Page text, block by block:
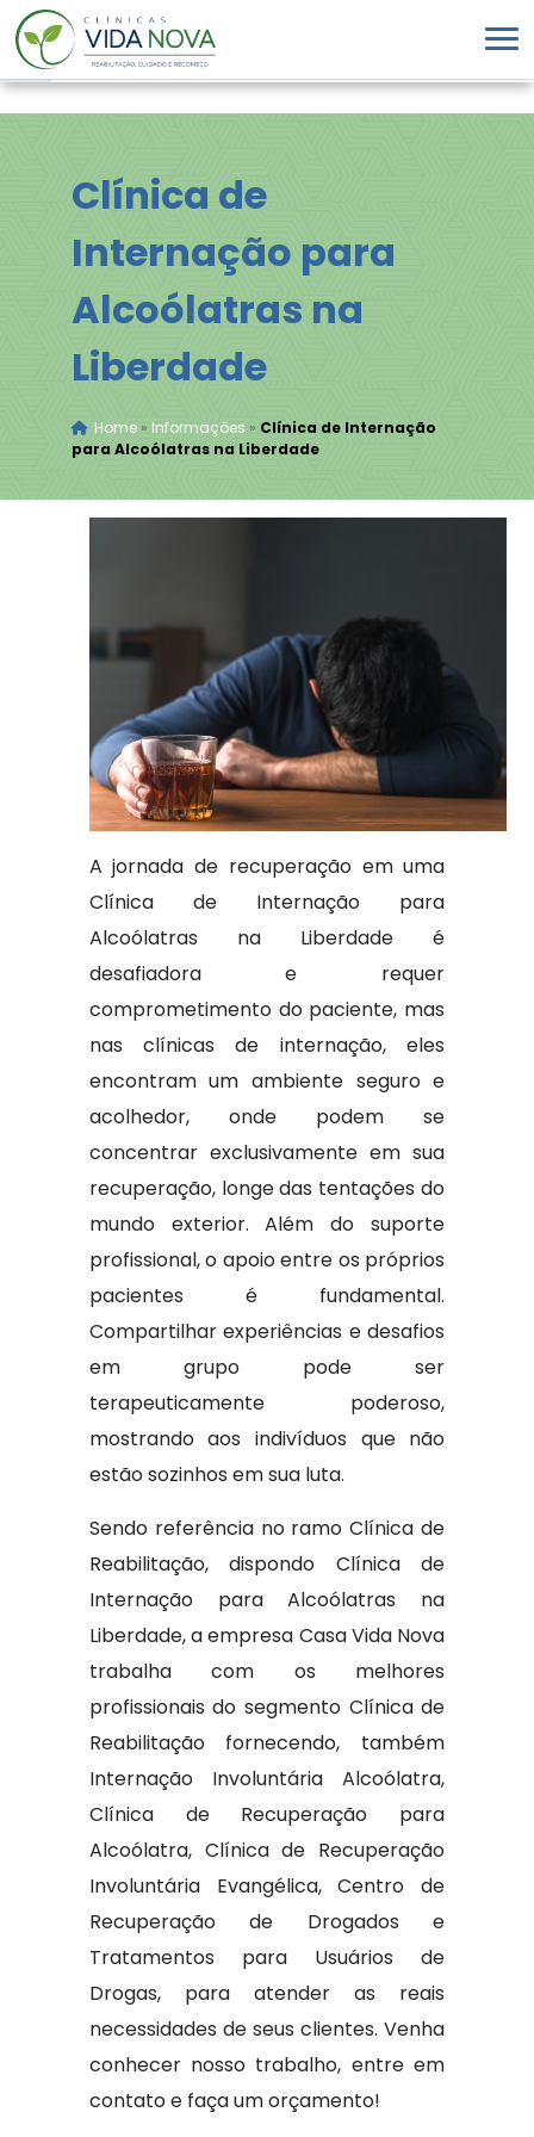
Clínica de
Internação para
Alcoólatras na
Liberdade
Home» Informações » Clínica de Internação
para Alcoólatras na Liberdade
A jornada de recuperação em uma
Clínica de Internação para
Alcoólatras na Liberdade é
desafiadora e requer
comprometimento do paciente, mas
nas clínicas de internação, eles
encontram um ambiente seguro e
acolhedor, onde podem se
concentrar exclusivamente em sua
recuperação, longe das tentações do
mundo exterior. Além do suporte
profissional, o apoio entre os próprios
pacientes é fundamental.
Compartilhar experiências e desafios
em grupo pode ser
terapeuticamente poderoso,
mostrando aos indivíduos que não
estão sozinhos em sua luta.
Sendo referência no ramo Clínica de
Reabilitação, dispondo Clínica de
Internação para Alcoólatras na
Liberdade, a empresa Casa Vida Nova
trabalha com os melhores
profissionais do segmento Clínica de
Reabilitação fornecendo, também
Internação Involuntária Alcoólatra,
Clínica de Recuperação para
Alcoólatra, Clínica de Recuperação
Involuntária Evangélica, Centro de
Recuperação de Drogados e
Tratamentos para Usuários de
Drogas, para atender as reais
necessidades de seus clientes. Venha
conhecer nosso trabalho, entre em
contato e faça um orçamento!